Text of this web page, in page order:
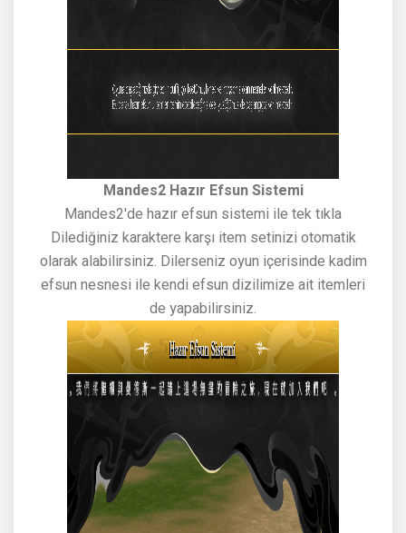
Mandes2 Hazır Efsun Sistemi
Mandes2'de hazır efsun sistemi ile tek tıkla
Dilediğiniz karaktere karşı item setinizi otomatik
olarak alabilirsiniz. Dilerseniz oyun içerisinde kadim
efsun nesnesi ile kendi efsun dizilimize ait itemleri
de yapabilirsiniz.